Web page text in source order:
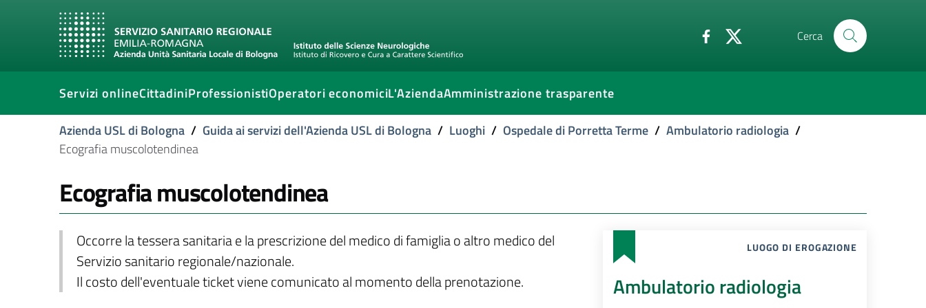
Cerca
Servizi onlineCittadiniProfessionistiOperatori economiciL'AziendaAmministrazione trasparente
Azienda USL di Bologna / Guida ai servizi dell'Azienda USL di Bologna / Luoghi / Ospedale di Porretta Terme / Ambulatorio radiologia /
Ecografia muscolotendinea
Ecografia muscolotendinea
Occorre la tessera sanitaria e la prescrizione del medico di famiglia o altro medico del
Servizio sanitario regionale/nazionale.
Il costo dell'eventuale ticket viene comunicato al momento della prenotazione.
LUOGO DI EROGAZIONE
Ambulatorio radiologia